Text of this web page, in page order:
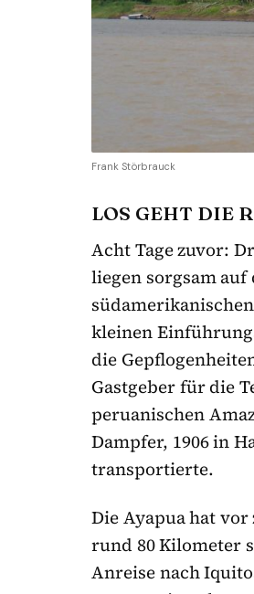
Frank Störbrauck
LOS GEHT DIE
Acht Tage zuvor:
liegen sorgsam auf
kleinen
die
Gastgeber für die
peruanischen
Dampfer, 1906 in
transportierte.
Die Ayapua hat
rund 80 Kilometer
Anreise nach